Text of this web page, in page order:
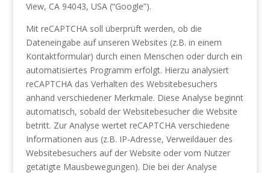
View, CA 94043, USA (“Google”).
Mit reCAPTCHA soll überprüft werden, ob die
Dateneingabe auf unseren Websites (z.B. in einem
Kontaktformular) durch einen Menschen oder durch ein
automatisiertes Programm erfolgt. Hierzu analysiert
reCAPTCHA das Verhalten des Websitebesuchers
anhand verschiedener Merkmale. Diese Analyse beginnt
automatisch, sobald der Websitebesucher die Website
betritt. Zur Analyse wertet reCAPTCHA verschiedene
Informationen aus (z.B. IP-Adresse, Verweildauer des
Websitebesuchers auf der Website oder vom Nutzer
getätigte Mausbewegungen). Die bei der Analyse